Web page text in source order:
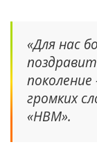
«Для нас
громких
«НВМ».